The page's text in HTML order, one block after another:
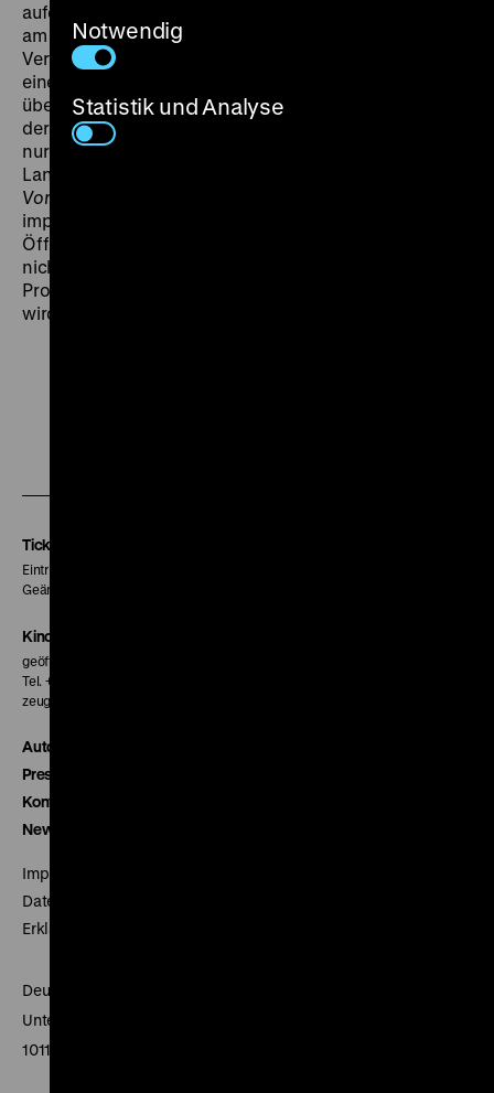
auferlegten Reparationszahlungen. Uraufführung ist
am 24. Januar 1926 in der Berliner Urania. Zur
Vertiefung der Fragestellung erhalten die Zuschauer
eine umfangreiche Begleitbroschüre. „Ganz
übergangen wurde das Los der Eingeborenen unter
der Kolonialherrschaft; einige Eingeborene erschienen
nur als malerische Staffage in den
Landschaftsbildern.“ kritisiert der sozialdemokratische
Vorwärts
imperialistischen Charakter“ des Films an: „Die
Öffentlichkeit wird darauf zu achten haben, dass hier
nicht das Gift kapitalistischer und nationalistischer
Propaganda den Hirnen wehrloser Kinder eingeträufelt
wird.“ (jg)
Tickets
Eintritt 5 €
Geänderte Preise sind im Programm vermerkt.
Kinokasse
geöffnet 30 Minuten vor Beginn der ersten Vorstellung
Tel. + 49 30 20304-770
zeughauskino@dhm.de
Autor*innen
Presse
Kontakt
Newsletter
Impressum
Datenschutz
Erklärung digitale Barrierefreiheit
Deutsches Historisches Museum
Unter den Linden 2
10117 Berlin
Notwendig
Statistik und Analyse